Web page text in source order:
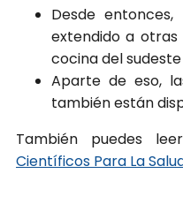
Desde
extendido a otras
cocina del
Aparte de eso,
también están
También puedes
Científicos Para La